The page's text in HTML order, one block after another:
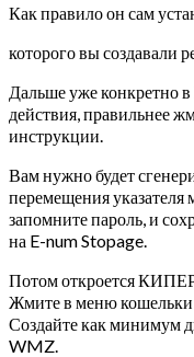
Как правило он сам
которого вы создавали
Дальше уже конкретно
действия, правильнее
инструкции.
Вам нужно будет
перемещения
запомните пароль, и
на E-num Stopage.
Потом откроется
Жмите в меню
Создайте как минимум
WMZ.